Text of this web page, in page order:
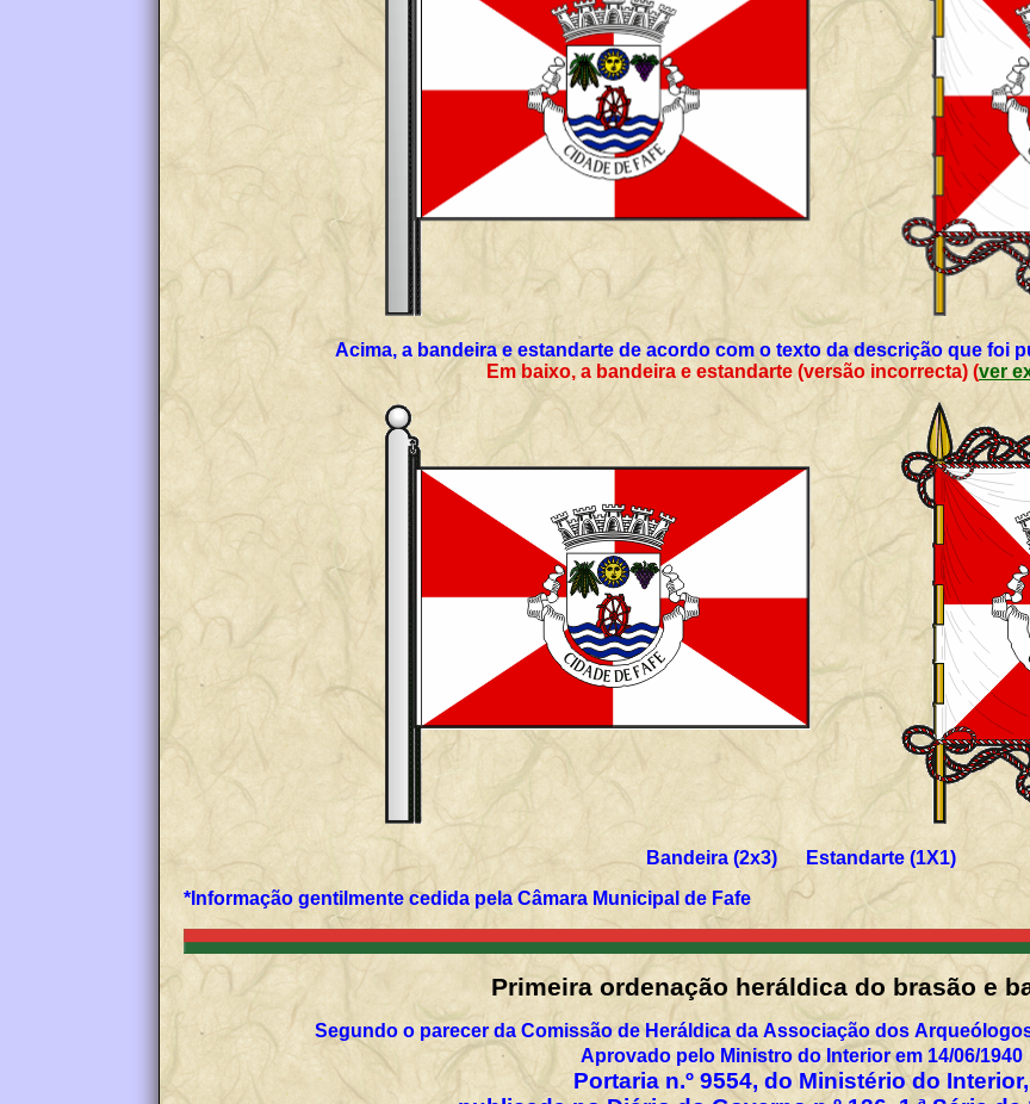
Acima, a bandeira e estandarte de acordo com o texto da descrição que foi
Em baixo, a bandeira e estandarte (versão incorrecta) (ver
Bandeira (2x3) Estandarte (1X1)
*Informação gentilmente cedida pela Câmara Municipal de Fafe
Primeira ordenação heráldica do brasão e
Segundo o parecer da Comissão de Heráldica da Associação dos
Aprovado pelo Ministro do Interior em 14/06/1940
Portaria n.º 9554, do Ministério do Interior,